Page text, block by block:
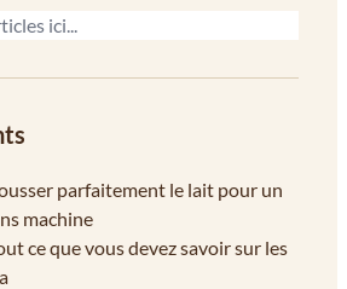
parfaitement le lait pour un
machine
ce que vous devez savoir sur les